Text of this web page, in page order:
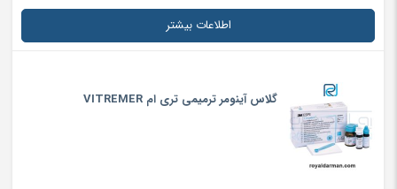
اطلاعات بیشتر
گلاس آینومر ترمیمی تری ام VITREMER